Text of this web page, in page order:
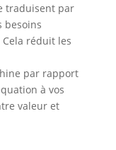
traduisent par
besoins
réduit les
par rapport
à vos
valeur et